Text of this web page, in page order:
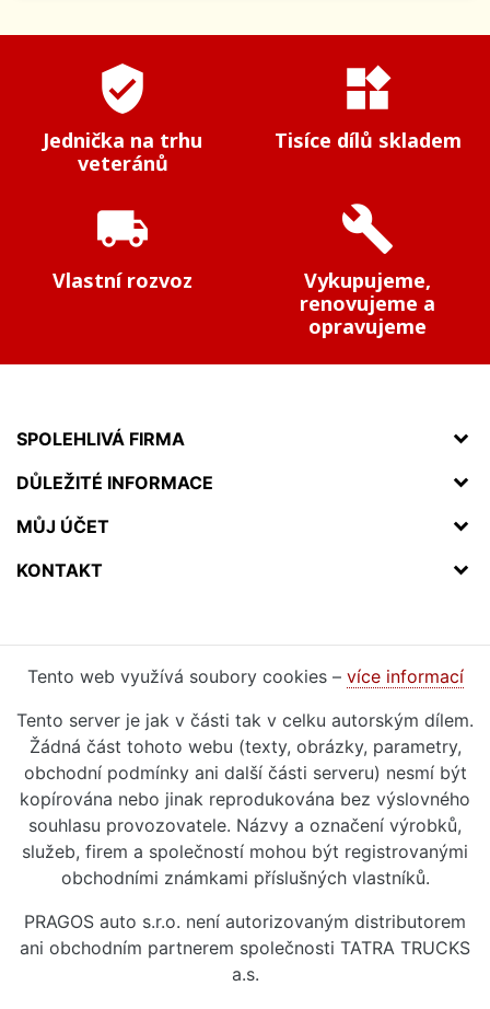
verified_user
Jednička na trhu
veteránů
widgets
Tisíce dílů skladem
local_shipping
Vlastní rozvoz
build
Vykupujeme,
renovujeme a
opravujeme
SPOLEHLIVÁ FIRMA
DŮLEŽITÉ INFORMACE
MŮJ ÚČET
KONTAKT
Tento web využívá soubory cookies – více informací
Tento server je jak v části tak v celku autorským dílem.
Žádná část tohoto webu (texty, obrázky, parametry,
obchodní podmínky ani další části serveru) nesmí být
kopírována nebo jinak reprodukována bez výslovného
souhlasu provozovatele. Názvy a označení výrobků,
služeb, firem a společností mohou být registrovanými
obchodními známkami příslušných vlastníků.
PRAGOS auto s.r.o. není autorizovaným distributorem
ani obchodním partnerem společnosti TATRA TRUCKS
a.s.